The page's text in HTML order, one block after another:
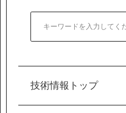
営業カタログダ
協力会社の皆様へ
技術情報トップ